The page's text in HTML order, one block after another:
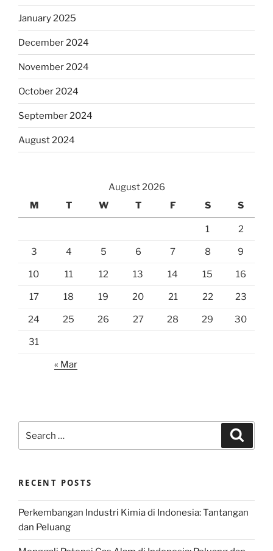
January 2025
December 2024
November 2024
October 2024
September 2024
August 2024
August 2026
M
T W T F S S
1 2
3 4 5 6 7 8 9
10 11 12 13 14 15 16
17 18 19 20 21 22 23
24 25 26 27 28 29 30
31
« Mar
for:
RECENT POSTS
Perkembangan Industri Kimia di Indonesia: Tantangan
dan Peluang